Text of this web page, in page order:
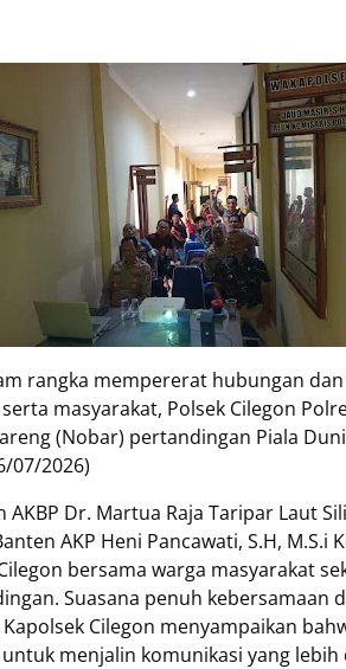
rangka mempererat hubungan
masyarakat, Polsek Cilegon
(Nobar) pertandingan Piala
07/2026)
AKBP Dr. Martua Raja Taripar Laut
AKP Heni Pancawati, S.H,
bersama warga masyarakat
Suasana penuh kebersamaan
Cilegon menyampaikan
menjalin komunikasi yang